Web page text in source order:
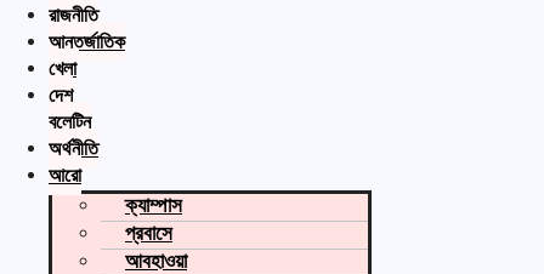
রাজনীতি
আন্তর্জাতিক
খেলা
দেশ
বুলেটিন
অর্থনীতি
আরো
ক্যাম্পাস
প্রবাসে
আবহাওয়া